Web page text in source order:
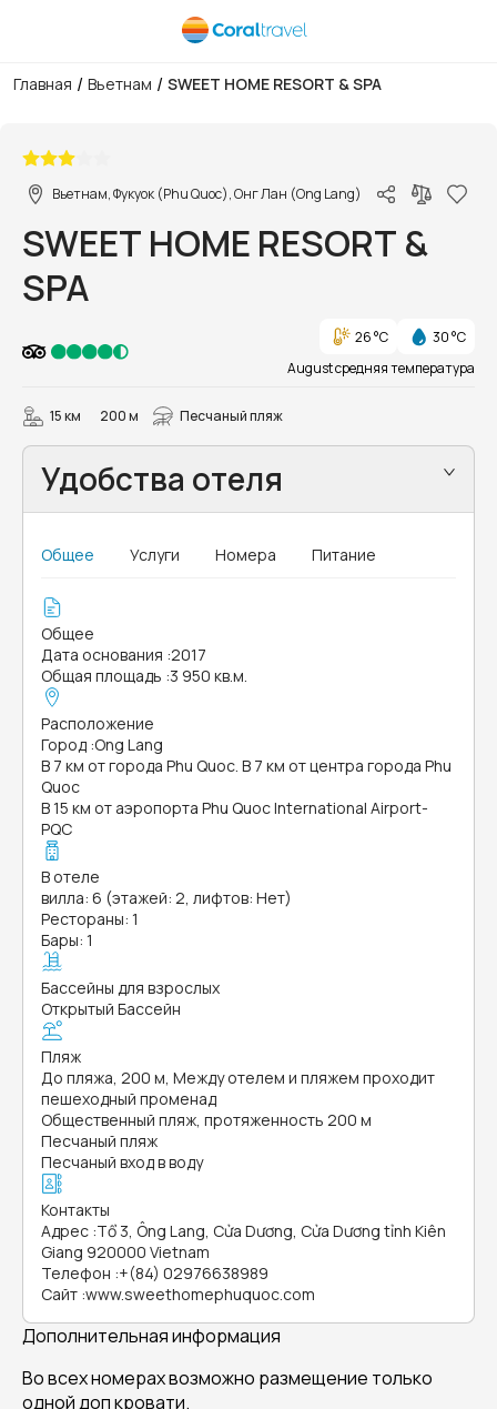
Главная / Вьетнам / SWEET HOME RESORT & SPA
Вьетнам, Фукуок (Phu Quoc), Онг Лан (Ong Lang)
SWEET HOME RESORT &
SPA
26 °C
30 °C
August средняя температура
15 км 200 м Песчаный пляж
Удобства отеля
Общее Услуги Номера Питание
Общее
Дата основания :2017
Общая площадь :3 950 кв.м.
Расположение
Город :Ong Lang
В 7 км от города Phu Quoc. В 7 км от центра города Phu
Quoc
В 15 км от аэропорта Phu Quoc International Airport-
PQC
В отеле
вилла: 6 (этажей: 2, лифтов: Нет)
Рестораны: 1
Бары: 1
Бассейны для взрослых
Открытый Бассейн
Пляж
До пляжа, 200 м, Между отелем и пляжем проходит
пешеходный променад
Общественный пляж, протяженность 200 м
Песчаный пляж
Песчаный вход в воду
Контакты
Адрес :Tổ 3, Ông Lang, Cửa Dương, Cửa Dương tỉnh Kiên
Giang 920000 Vietnam
Телефон :+(84) 02976638989
Сайт :www.sweethomephuquoc.com
Дополнительная информация
Во всех номерах возможно размещение только
одной доп кровати.